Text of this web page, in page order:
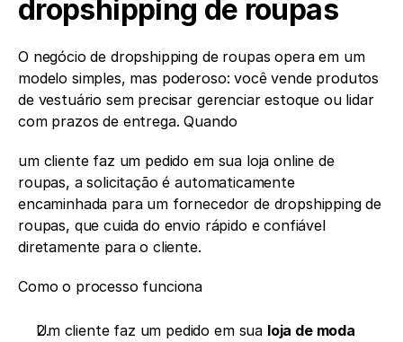
dropshipping de roupas
O negócio de dropshipping de roupas opera em um
modelo simples, mas poderoso: você vende produtos
de vestuário sem precisar gerenciar estoque ou lidar
com prazos de entrega. Quando
um cliente faz um pedido em sua loja online de
roupas, a solicitação é automaticamente
encaminhada para um fornecedor de dropshipping de
roupas, que cuida do envio rápido e confiável
diretamente para o cliente.
Como o processo funciona
Um cliente faz um pedido em sua loja de moda